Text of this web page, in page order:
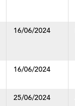
16/06/2024
16/06/2024
25/06/2024